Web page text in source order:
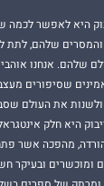
היא לאפשר לכמה
שלהם, לתת
שלהם. אנחנו
שסיפורים
ולשנות את העולם
היא חלק
מהפכה אשר
ומוכשרים ובעיקר